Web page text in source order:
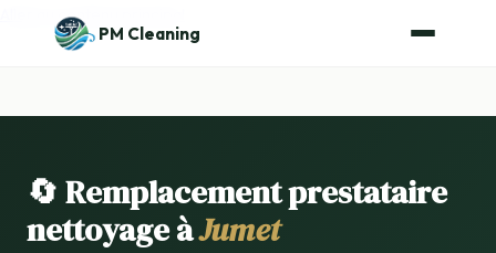
Aller au contenu principal
PM Cleaning
🔄 Remplacement prestataire
nettoyage àJumet